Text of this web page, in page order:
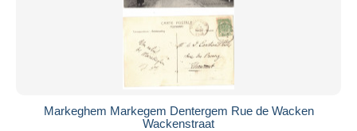
Markeghem Markegem Dentergem Rue de Wacken
Wackenstraat